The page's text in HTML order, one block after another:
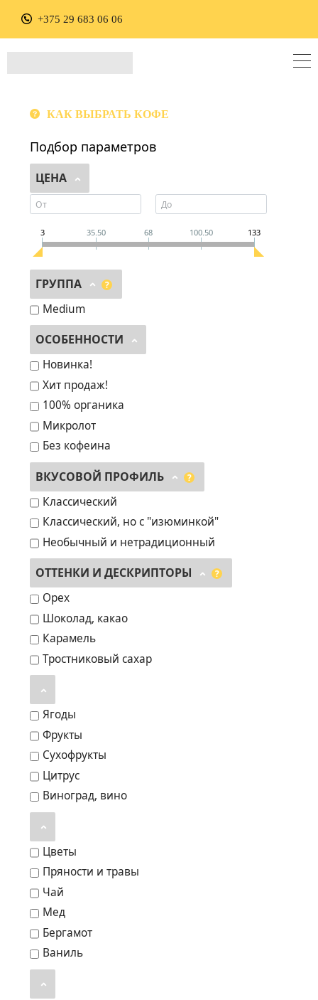
+375 29 683 06 06
КАК ВЫБРАТЬ КОФЕ
Подбор параметров
ЦЕНА
3 35.50 68 100.50 133
ГРУППА ?
Medium
ОСОБЕННОСТИ
Новинка!
Хит продаж!
100% органика
Микролот
Без кофеина
ВКУСОВОЙ ПРОФИЛЬ ?
Классический
Классический, но с "изюминкой"
Необычный и нетрадиционный
ОТТЕНКИ И ДЕСКРИПТОРЫ ?
Орех
Шоколад, какао
Карамель
Тростниковый сахар
Ягоды
Фрукты
Сухофрукты
Цитрус
Виноград, вино
Цветы
Пряности и травы
Чай
Мед
Бергамот
Ваниль